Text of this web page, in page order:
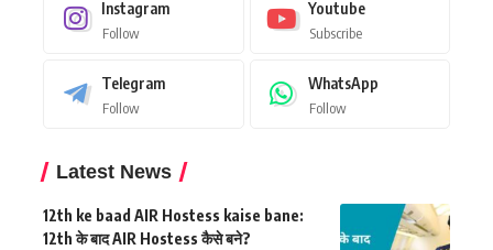
Instagram
Follow
Youtube
Subscribe
Telegram
Follow
WhatsApp
Follow
Latest News
12th ke baad AIR Hostess kaise bane:
12th के बाद AIR Hostess कैसे बने?